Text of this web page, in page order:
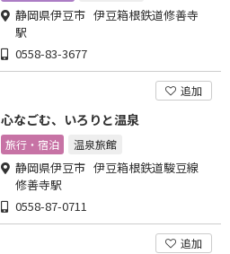
静岡県伊豆市 伊豆箱根鉄道修善寺
駅
0558-83-3677
追加
心なごむ、いろりと温泉
旅行・宿泊 温泉旅館
静岡県伊豆市 伊豆箱根鉄道駿豆線
修善寺駅
0558-87-0711
追加